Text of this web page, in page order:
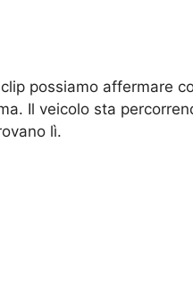
possiamo affermare
Il veicolo sta
lì.